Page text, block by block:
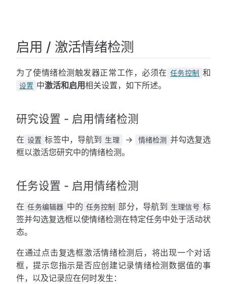
启用 / 激活情绪检测
为了使情绪检测触发器正常工作，必须在 任务控制 和
设置 中激活和启用相关设置，如下所述。
研究设置 - 启用情绪检测
在 设置 标签中，导航到 生理 → 情绪检测
并勾选复选
框以激活您研究中的情绪检测。
任务设置 - 启用情绪检测
在 任务编辑器 中的 任务控制 部分，导航到 生理信号 标
签并勾选复选框以使情绪检测在特定任务中处于活动状
态。
在通过点击复选框激活情绪检测后，将出现一个对话
框，提示您指示是否应创建记录情绪检测数据值的事
件，以及记录应在何时发生：